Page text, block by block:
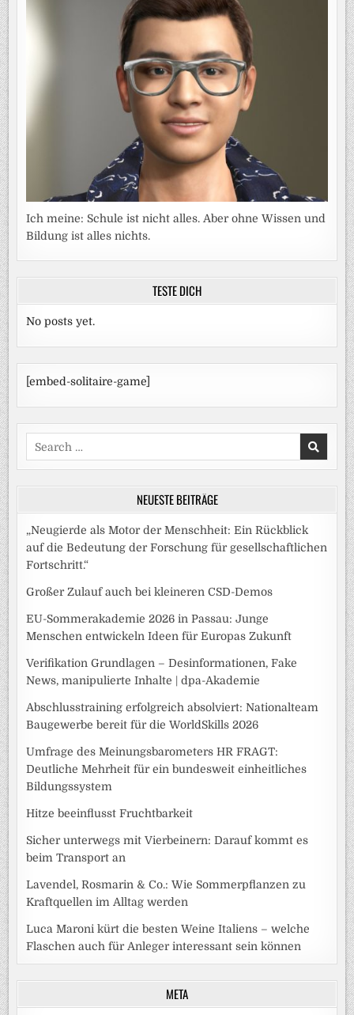
Ich meine: Schule ist nicht alles. Aber ohne Wissen und
Bildung ist alles nichts.
TESTE DICH
No posts yet.
[embed-solitaire-game]
Search
for:
NEUESTE BEITRÄGE
„Neugierde als Motor der Menschheit: Ein Rückblick
auf die Bedeutung der Forschung für gesellschaftlichen
Fortschritt.“
Großer Zulauf auch bei kleineren CSD-Demos
EU-Sommerakademie 2026 in Passau: Junge
Menschen entwickeln Ideen für Europas Zukunft
Verifikation Grundlagen – Desinformationen, Fake
News, manipulierte Inhalte | dpa-Akademie
Abschlusstraining erfolgreich absolviert: Nationalteam
Baugewerbe bereit für die WorldSkills 2026
Umfrage des Meinungsbarometers HR FRAGT:
Deutliche Mehrheit für ein bundesweit einheitliches
Bildungssystem
Hitze beeinflusst Fruchtbarkeit
Sicher unterwegs mit Vierbeinern: Darauf kommt es
beim Transport an
Lavendel, Rosmarin & Co.: Wie Sommerpflanzen zu
Kraftquellen im Alltag werden
Luca Maroni kürt die besten Weine Italiens – welche
Flaschen auch für Anleger interessant sein können
META